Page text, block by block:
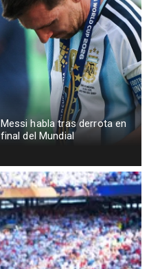
Messi habla tras derrota en
final del Mundial